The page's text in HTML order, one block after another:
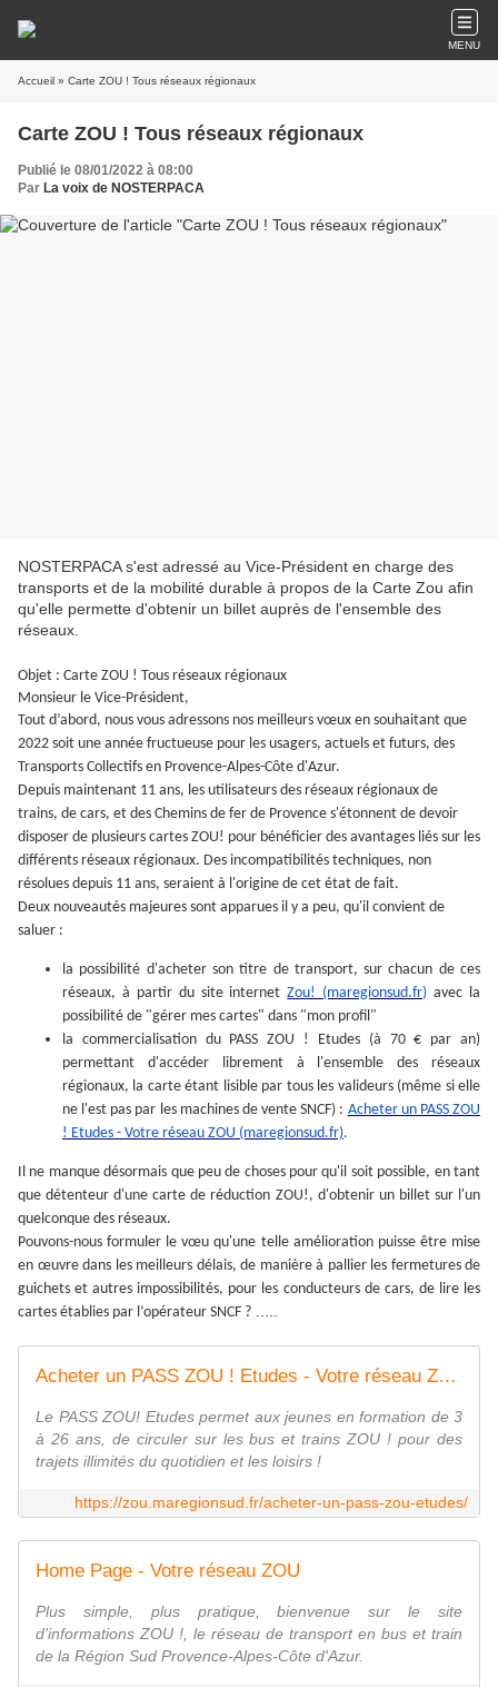
MENU
Accueil » Carte ZOU ! Tous réseaux régionaux
Carte ZOU ! Tous réseaux régionaux
Publié le 08/01/2022 à 08:00
Par La voix de NOSTERPACA
NOSTERPACA s'est adressé au Vice-Président en charge des
transports et de la mobilité durable à propos de la Carte Zou afin
qu'elle permette d'obtenir un billet auprès de l'ensemble des
réseaux.
Objet : Carte ZOU ! Tous réseaux régionaux
Monsieur le Vice-Président,
Tout d’abord, nous vous adressons nos meilleurs vœux en souhaitant que
2022 soit une année fructueuse pour les usagers, actuels et futurs, des
Transports Collectifs en Provence-Alpes-Côte d'Azur.
Depuis maintenant 11 ans, les utilisateurs des réseaux régionaux de
trains, de cars, et des Chemins de fer de Provence s'étonnent de devoir
disposer de plusieurs cartes ZOU! pour bénéficier des avantages liés sur les
différents réseaux régionaux. Des incompatibilités techniques, non
résolues depuis 11 ans, seraient à l'origine de cet état de fait.
Deux nouveautés majeures sont apparues il y a peu, qu'il convient de
saluer :
la possibilité d'acheter son titre de transport, sur chacun de ces
réseaux, à partir du site internetZou! (maregionsud.fr) avec la
possibilité de "gérer mes cartes" dans "mon profil"
la commercialisation du PASS ZOU ! Etudes (à 70 € par an)
permettant d'accéder librement à l'ensemble des réseaux
régionaux, la carte étant lisible par tous les valideurs (même si elle
ne l'est pas par les machines de vente SNCF) : Acheter un PASS ZOU
! Etudes - Votre réseau ZOU (maregionsud.fr).
Il ne manque désormais que peu de choses pour qu'il soit possible, en tant
que détenteur d'une carte de réduction ZOU!, d'obtenir un billet sur l'un
quelconque des réseaux.
Pouvons-nous formuler le vœu qu'une telle amélioration puisse être mise
en œuvre dans les meilleurs délais, de manière à pallier les fermetures de
guichets et autres impossibilités, pour les conducteurs de cars, de lire les
cartes établies par l’opérateur SNCF ?
Acheter un PASS ZOU ! Etudes - Votre réseau ZOU
Le PASS ZOU! Etudes permet aux jeunes en formation de 3
à 26 ans, de circuler sur les bus et trains ZOU ! pour des
trajets illimités du quotidien et les loisirs !
https://zou.maregionsud.fr/acheter-un-pass-zou-etudes/
Home Page - Votre réseau ZOU
Plus simple, plus pratique, bienvenue sur le site
d'informations ZOU !, le réseau de transport en bus et train
de la Région Sud Provence-Alpes-Côte d'Azur.